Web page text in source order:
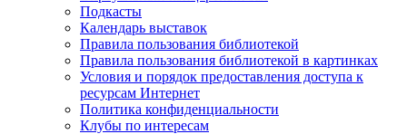
Подкасты
Календарь выставок
Правила пользования библиотекой
Правила пользования библиотекой в картинках
Условия и порядок предоставления доступа к
ресурсам Интернет
Политика конфиденциальности
Клубы по интересам